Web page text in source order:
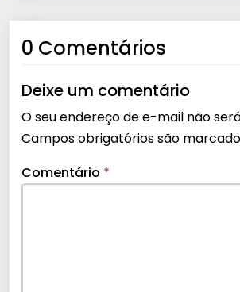
0 Comentários
Deixe um comentário
O seu endereço de e-mail não
Campos obrigatórios são
Comentário *